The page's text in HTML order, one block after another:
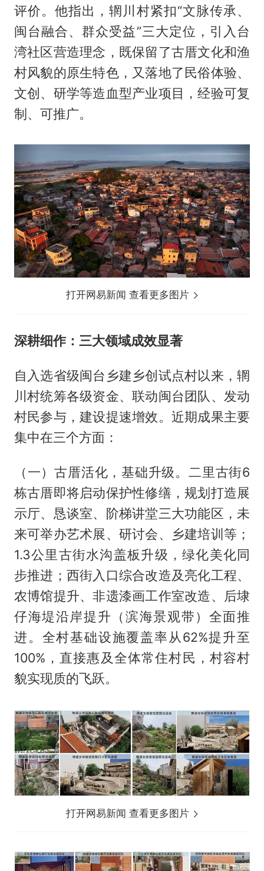
评价。他指出，辋川村紧扣“文脉传承、
闽台融合、群众受益”三大定位，引入台
湾社区营造理念，既保留了古厝文化和渔
村风貌的原生特色，又落地了民俗体验、
文创、研学等造血型产业项目，经验可复
制、可推广。
打开网易新闻 查看更多图片
深耕细作：三大领域成效显著
自入选省级闽台乡建乡创试点村以来，辋
川村统筹各级资金、联动闽台团队、发动
村民参与，建设提速增效。近期成果主要
集中在三个方面：
（一）古厝活化，基础升级。二里古街6
栋古厝即将启动保护性修缮，规划打造展
示厅、恳谈室、阶梯讲堂三大功能区，未
来可举办艺术展、研讨会、乡建培训等；
1.3公里古街水沟盖板升级，绿化美化同
步推进；西街入口综合改造及亮化工程、
农博馆提升、非遗漆画工作室改造、后埭
仔海堤沿岸提升（滨海景观带）全面推
进。全村基础设施覆盖率从62%提升至
100%，直接惠及全体常住村民，村容村
貌实现质的飞跃。
打开网易新闻 查看更多图片